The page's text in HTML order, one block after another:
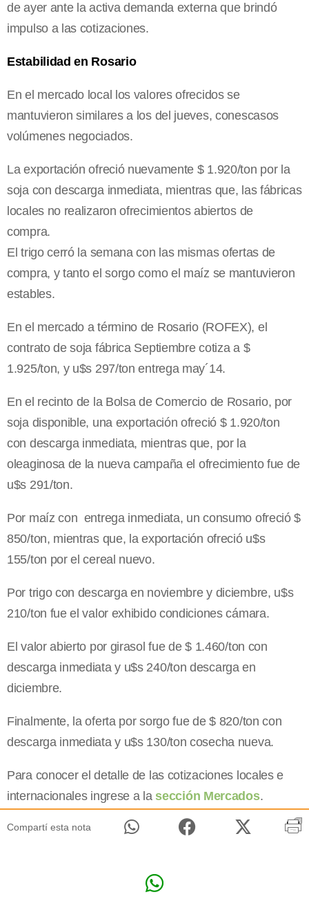
de ayer ante la activa demanda externa que brindó
impulso a las cotizaciones.
Estabilidad en Rosario
En el mercado local los valores ofrecidos se
mantuvieron similares a los del jueves, conescasos
volúmenes negociados.
La exportación ofreció nuevamente $ 1.920/ton por la
soja con descarga inmediata, mientras que, las fábricas
locales no realizaron ofrecimientos abiertos de
compra.
El trigo cerró la semana con las mismas ofertas de
compra, y tanto el sorgo como el maíz se mantuvieron
estables.
En el mercado a término de Rosario (ROFEX), el
contrato de soja fábrica Septiembre cotiza a $
1.925/ton, y u$s 297/ton entrega may´14.
En el recinto de la Bolsa de Comercio de Rosario, por
soja disponible, una exportación ofreció $ 1.920/ton
con descarga inmediata, mientras que, por la
oleaginosa de la nueva campaña el ofrecimiento fue de
u$s 291/ton.
Por maíz con entrega inmediata, un consumo ofreció $
850/ton, mientras que, la exportación ofreció u$s
155/ton por el cereal nuevo.
Por trigo con descarga en noviembre y diciembre, u$s
210/ton fue el valor exhibido condiciones cámara.
El valor abierto por girasol fue de $ 1.460/ton con
descarga inmediata y u$s 240/ton descarga en
diciembre.
Finalmente, la oferta por sorgo fue de $ 820/ton con
descarga inmediata y u$s 130/ton cosecha nueva.
Para conocer el detalle de las cotizaciones locales e
internacionales ingrese a la sección Mercados.
Compartí esta nota